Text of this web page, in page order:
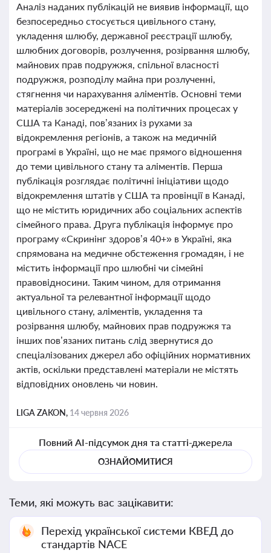
Аналіз наданих публікацій не виявив інформації, що
безпосередньо стосується цивільного стану,
укладення шлюбу, державної реєстрації шлюбу,
шлюбних договорів, розлучення, розірвання шлюбу,
майнових прав подружжя, спільної власності
подружжя, розподілу майна при розлученні,
стягнення чи нарахування аліментів. Основні теми
матеріалів зосереджені на політичних процесах у
США та Канаді, пов’язаних із рухами за
відокремлення регіонів, а також на медичній
програмі в Україні, що не має прямого відношення
до теми цивільного стану та аліментів. Перша
публікація розглядає політичні ініціативи щодо
відокремлення штатів у США та провінції в Канаді,
що не містить юридичних або соціальних аспектів
сімейного права. Друга публікація інформує про
програму «Скринінг здоров’я 40+» в Україні, яка
спрямована на медичне обстеження громадян, і не
містить інформації про шлюбні чи сімейні
правовідносини. Таким чином, для отримання
актуальної та релевантної інформації щодо
цивільного стану, аліментів, укладення та
розірвання шлюбу, майнових прав подружжя та
інших пов’язаних питань слід звернутися до
спеціалізованих джерел або офіційних нормативних
актів, оскільки представлені матеріали не містять
відповідних оновлень чи новин.
LIGA ZAKON, 14 червня 2026
Повний AI-підсумок дня та статті-джерела
ОЗНАЙОМИТИСЯ
Теми, які можуть вас зацікавити:
Перехід української системи КВЕД до
стандартів NACE